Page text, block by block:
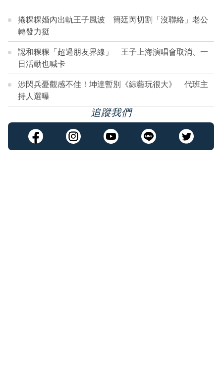
捲粿粿婚內出軌王子風波 簡廷芮切割「沒聯絡」老公
轉發力挺
認和粿粿「超過朋友界線」 王子上海演唱會取消、一
日活動也喊卡
涉閃兵憂觀感不佳！坤達暫別《綜藝玩很大》 代班主
持人選曝
追蹤我們